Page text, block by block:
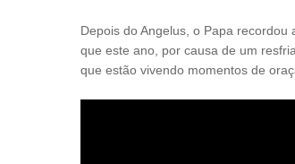
Depois do Angelus, o Papa
que este ano, por causa de um
que estão vivendo momentos de